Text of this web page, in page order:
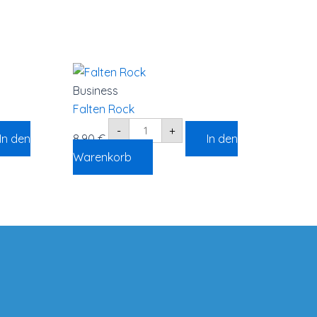
In den
Business
Falten Rock
8,90€
-
Falten
Rock
+
In den
Warenkorb